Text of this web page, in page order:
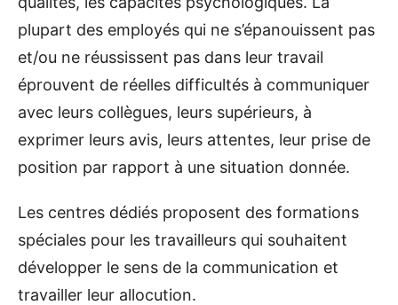
plupart des employés qui ne s’épanouissent pas
et/ou ne réussissent pas dans leur travail
éprouvent de réelles difficultés à communiquer
avec leurs collègues, leurs supérieurs, à
exprimer leurs avis, leurs attentes, leur prise de
position par rapport à une situation donnée.
Les centres dédiés proposent des formations
spéciales pour les travailleurs qui souhaitent
développer le sens de la communication et
travailler leur allocution.